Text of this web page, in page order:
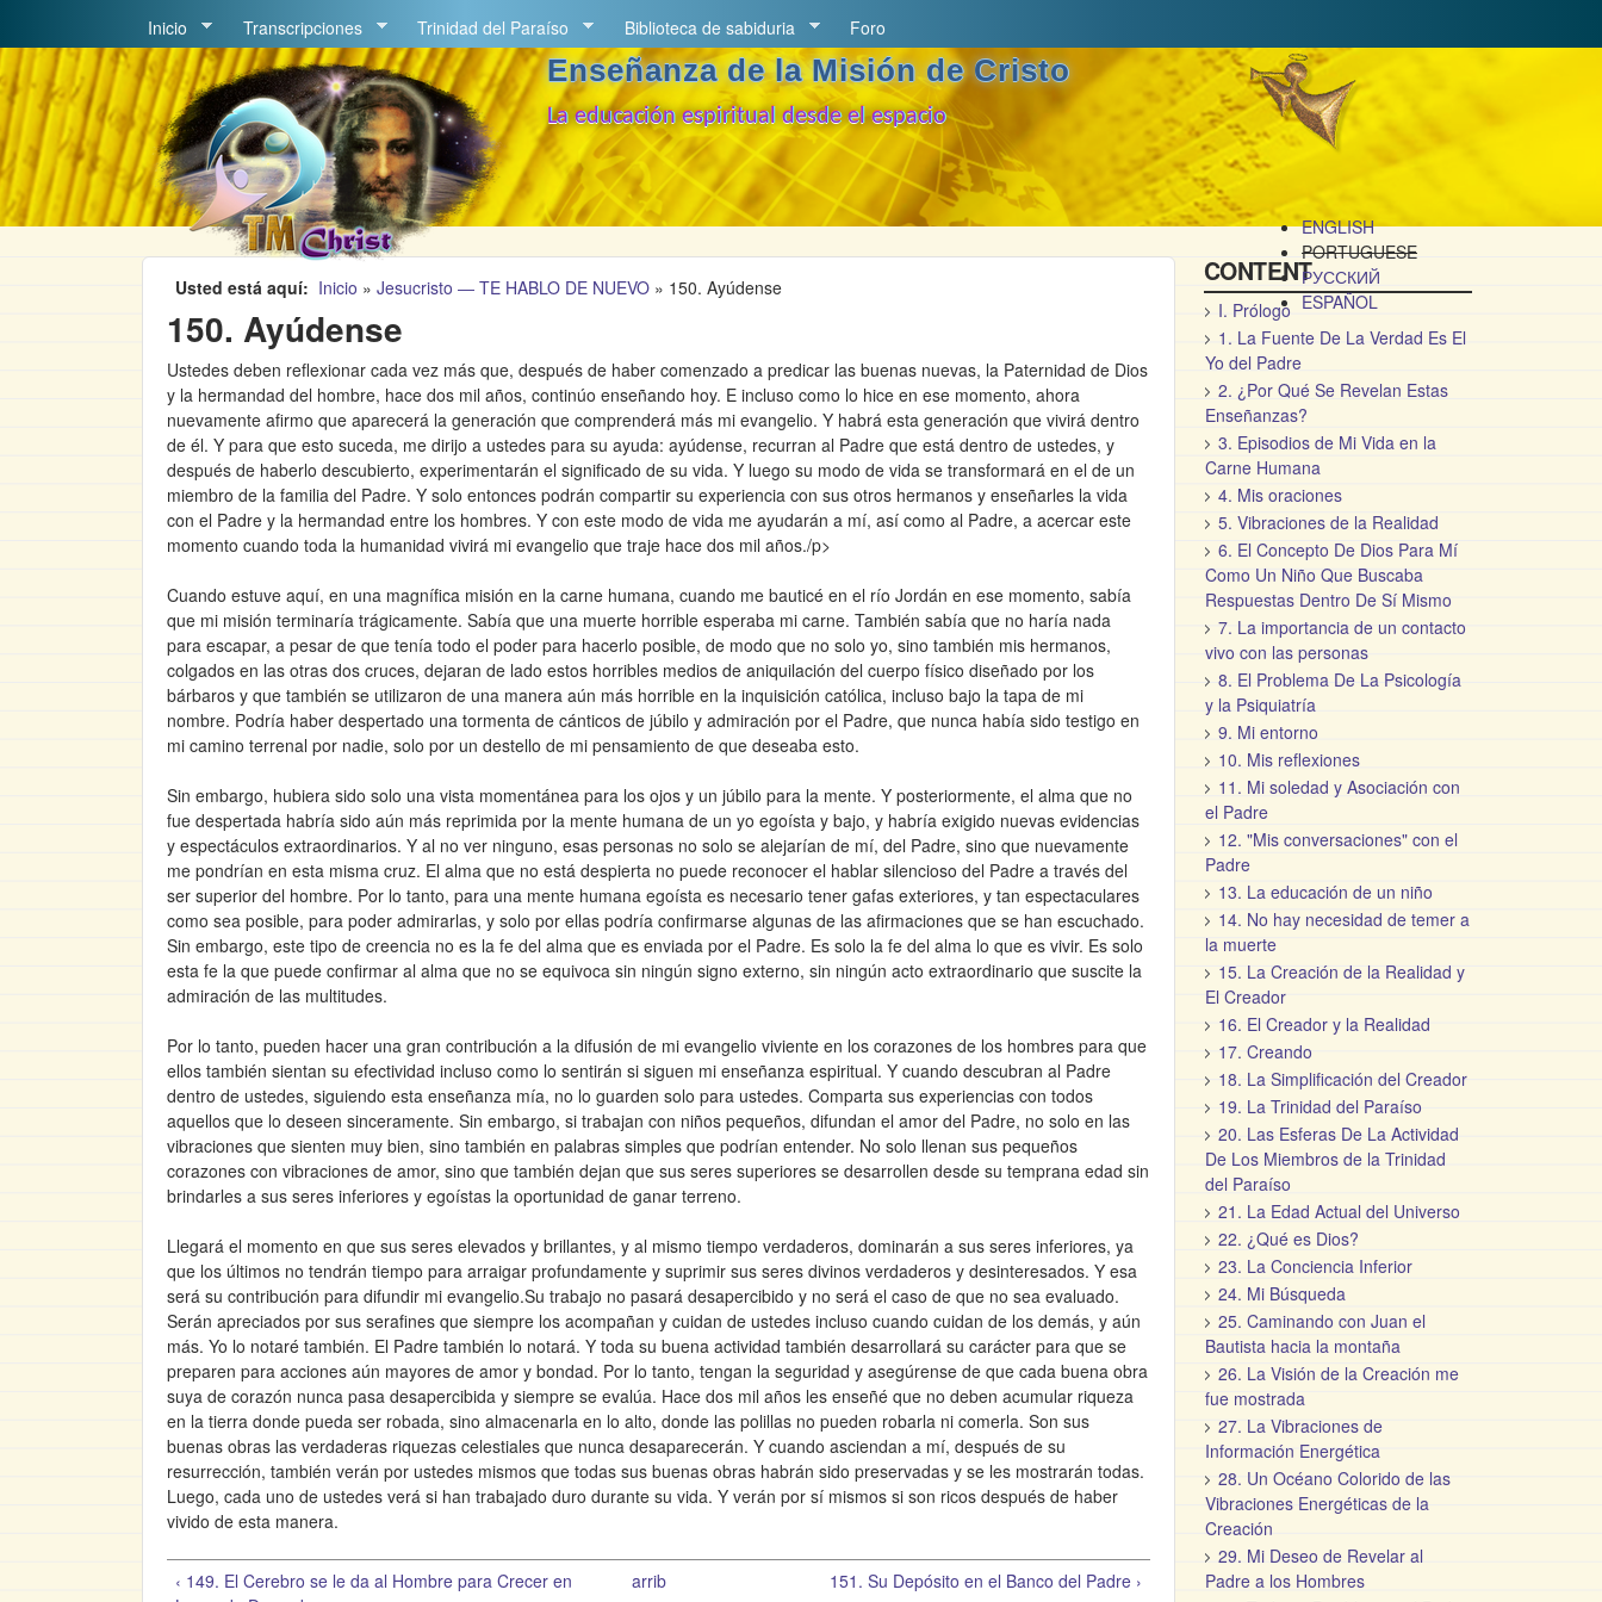
Pasar al contenido principal
MAIN MENU
Inicio Transcripciones Trinidad del Paraíso Biblioteca de sabiduria Foro
Enseñanza de la Misión de Cristo
La educación espiritual desde el espacio
ENGLISH
PORTUGUESE
РУССКИЙ
ESPAÑOL
Usted está aquí Inicio » Jesucristo ― TE HABLO DE NUEVO » 150. Ayúdense
150. Ayúdense
Ustedes deben reflexionar cada vez más que, después de haber comenzado a predicar las buenas nuevas, la Paternidad de Dios
y la hermandad del hombre, hace dos mil años, continúo enseñando hoy. E incluso como lo hice en ese momento, ahora
nuevamente afirmo que aparecerá la generación que comprenderá más mi evangelio. Y habrá esta generación que vivirá dentro
de él. Y para que esto suceda, me dirijo a ustedes para su ayuda: ayúdense, recurran al Padre que está dentro de ustedes, y
después de haberlo descubierto, experimentarán el significado de su vida. Y luego su modo de vida se transformará en el de un
miembro de la familia del Padre. Y solo entonces podrán compartir su experiencia con sus otros hermanos y enseñarles la vida
con el Padre y la hermandad entre los hombres. Y con este modo de vida me ayudarán a mí, así como al Padre, a acercar este
momento cuando toda la humanidad vivirá mi evangelio que traje hace dos mil años./p>
Cuando estuve aquí, en una magnífica misión en la carne humana, cuando me bauticé en el río Jordán en ese momento, sabía
que mi misión terminaría trágicamente. Sabía que una muerte horrible esperaba mi carne. También sabía que no haría nada
para escapar, a pesar de que tenía todo el poder para hacerlo posible, de modo que no solo yo, sino también mis hermanos,
colgados en las otras dos cruces, dejaran de lado estos horribles medios de aniquilación del cuerpo físico diseñado por los
bárbaros y que también se utilizaron de una manera aún más horrible en la inquisición católica, incluso bajo la tapa de mi
nombre. Podría haber despertado una tormenta de cánticos de júbilo y admiración por el Padre, que nunca había sido testigo en
mi camino terrenal por nadie, solo por un destello de mi pensamiento de que deseaba esto.
Sin embargo, hubiera sido solo una vista momentánea para los ojos y un júbilo para la mente. Y posteriormente, el alma que no
fue despertada habría sido aún más reprimida por la mente humana de un yo egoísta y bajo, y habría exigido nuevas evidencias
y espectáculos extraordinarios. Y al no ver ninguno, esas personas no solo se alejarían de mí, del Padre, sino que nuevamente
me pondrían en esta misma cruz. El alma que no está despierta no puede reconocer el hablar silencioso del Padre a través del
ser superior del hombre. Por lo tanto, para una mente humana egoísta es necesario tener gafas exteriores, y tan espectaculares
como sea posible, para poder admirarlas, y solo por ellas podría confirmarse algunas de las afirmaciones que se han escuchado.
Sin embargo, este tipo de creencia no es la fe del alma que es enviada por el Padre. Es solo la fe del alma lo que es vivir. Es solo
esta fe la que puede confirmar al alma que no se equivoca sin ningún signo externo, sin ningún acto extraordinario que suscite la
admiración de las multitudes.
Por lo tanto, pueden hacer una gran contribución a la difusión de mi evangelio viviente en los corazones de los hombres para que
ellos también sientan su efectividad incluso como lo sentirán si siguen mi enseñanza espiritual. Y cuando descubran al Padre
dentro de ustedes, siguiendo esta enseñanza mía, no lo guarden solo para ustedes. Comparta sus experiencias con todos
aquellos que lo deseen sinceramente. Sin embargo, si trabajan con niños pequeños, difundan el amor del Padre, no solo en las
vibraciones que sienten muy bien, sino también en palabras simples que podrían entender. No solo llenan sus pequeños
corazones con vibraciones de amor, sino que también dejan que sus seres superiores se desarrollen desde su temprana edad sin
brindarles a sus seres inferiores y egoístas la oportunidad de ganar terreno.
Llegará el momento en que sus seres elevados y brillantes, y al mismo tiempo verdaderos, dominarán a sus seres inferiores, ya
que los últimos no tendrán tiempo para arraigar profundamente y suprimir sus seres divinos verdaderos y desinteresados. Y esa
será su contribución para difundir mi evangelio.Su trabajo no pasará desapercibido y no será el caso de que no sea evaluado.
Serán apreciados por sus serafines que siempre los acompañan y cuidan de ustedes incluso cuando cuidan de los demás, y aún
más. Yo lo notaré también. El Padre también lo notará. Y toda su buena actividad también desarrollará su carácter para que se
preparen para acciones aún mayores de amor y bondad. Por lo tanto, tengan la seguridad y asegúrense de que cada buena obra
suya de corazón nunca pasa desapercibida y siempre se evalúa. Hace dos mil años les enseñé que no deben acumular riqueza
en la tierra donde pueda ser robada, sino almacenarla en lo alto, donde las polillas no pueden robarla ni comerla. Son sus
buenas obras las verdaderas riquezas celestiales que nunca desaparecerán. Y cuando asciendan a mí, después de su
resurrección, también verán por ustedes mismos que todas sus buenas obras habrán sido preservadas y se les mostrarán todas.
Luego, cada uno de ustedes verá si han trabajado duro durante su vida. Y verán por sí mismos si son ricos después de haber
vivido de esta manera.
‹ 149. El Cerebro se le da al Hombre para Crecer en
arrib
151. Su Depósito en el Banco del Padre ›
CONTENT
I. Prólogo
1. La Fuente De La Verdad Es El
Yo del Padre
2. ¿Por Qué Se Revelan Estas
Enseñanzas?
3. Episodios de Mi Vida en la
Carne Humana
4. Mis oraciones
5. Vibraciones de la Realidad
6. El Concepto De Dios Para Mí
Como Un Niño Que Buscaba
Respuestas Dentro De Sí Mismo
7. La importancia de un contacto
vivo con las personas
8. El Problema De La Psicología
y la Psiquiatría
9. Mi entorno
10. Mis reflexiones
11. Mi soledad y Asociación con
el Padre
12. "Mis conversaciones" con el
Padre
13. La educación de un niño
14. No hay necesidad de temer a
la muerte
15. La Creación de la Realidad y
El Creador
16. El Creador y la Realidad
17. Creando
18. La Simplificación del Creador
19. La Trinidad del Paraíso
20. Las Esferas De La Actividad
De Los Miembros de la Trinidad
del Paraíso
21. La Edad Actual del Universo
22. ¿Qué es Dios?
23. La Conciencia Inferior
24. Mi Búsqueda
25. Caminando con Juan el
Bautista hacia la montaña
26. La Visión de la Creación me
fue mostrada
27. La Vibraciones de
Información Energética
28. Un Océano Colorido de las
Vibraciones Energéticas de la
Creación
29. Mi Deseo de Revelar al
Padre a los Hombres